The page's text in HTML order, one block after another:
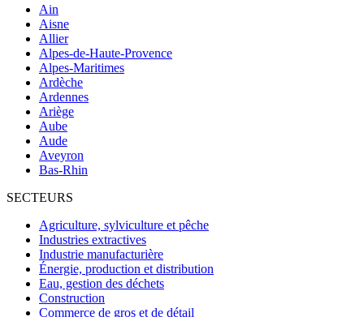
Ain
Aisne
Allier
Alpes-de-Haute-Provence
Alpes-Maritimes
Ardèche
Ardennes
Ariège
Aube
Aude
Aveyron
Bas-Rhin
SECTEURS
Agriculture, sylviculture et pêche
Industries extractives
Industrie manufacturière
Énergie, production et distribution
Eau, gestion des déchets
Construction
Commerce de gros et de détail